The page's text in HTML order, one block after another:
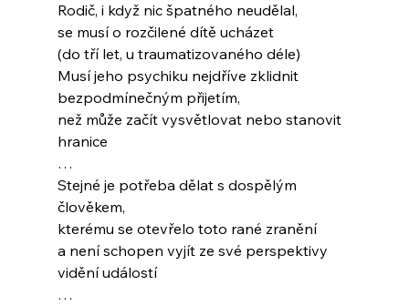
Rodič, i když nic špatného neudělal,
se musí o rozčilené dítě ucházet
(do tří let, u traumatizovaného déle)
Musí jeho psychiku nejdříve zklidnit
bezpodmínečným přijetím,
než může začít vysvětlovat nebo stanovit
hranice
…
Stejné je potřeba dělat s dospělým
člověkem,
kterému se otevřelo toto rané zranění
a není schopen vyjít ze své perspektivy
vidění událostí
…